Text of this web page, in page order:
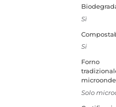
Sì
Si
Forno
microonde
Solo